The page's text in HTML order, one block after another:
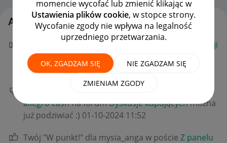
momencie wycofać lub zmienić klikając w
Ustawienia plików cookie, w stopce strony.
Wycofanie zgody nie wpływa na legalność
uprzedniego przetwarzania.
OK, ZGADZAM SIĘ NIE ZGADZAM SIĘ
ZMIENIAM ZGODY
Aktywność merkor_m
Twój "W punkt!" dla JanSkl w poście
Odp.: Brak opcji
rozłącz te same oferty.niesie światu dobro!
‎01-10-202411:56
allegro cashna forumDyskusje kupującychmożna
już podziwiać :) ‎01-10-2024 11:52
Twój "W punkt!" dla mysia_anga w poście Z panelu